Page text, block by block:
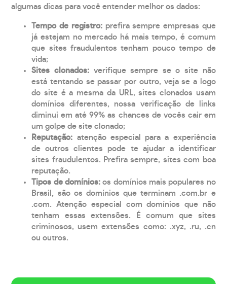
algumas dicas para você entender melhor os dados:
Tempo de registro: prefira sempre empresas que
já estejam no mercado há mais tempo, é comum
que sites fraudulentos tenham pouco tempo de
vida;
Sites clonados: verifique sempre se o site não
está tentando se passar por outro, veja se a logo
do site é a mesma da URL, sites clonados usam
domínios diferentes, nossa verificação de links
diminui em até 99% as chances de vocês cair em
um golpe de site clonado;
Reputação: atenção especial para a experiência
de outros clientes pode te ajudar a identificar
sites fraudulentos. Prefira sempre, sites com boa
reputação.
Tipos de domínios:os domínios mais populares no
Brasil, são os domínios que terminam .com.br e
.com. Atenção especial com domínios que não
tenham essas extensões. É comum que sites
criminosos, usem extensões como: .xyz, .ru, .cn
ou outros.